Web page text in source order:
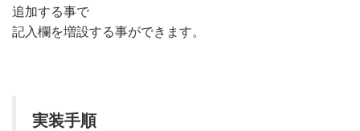
追加する事で
記入欄を増設する事ができます。
実装手順